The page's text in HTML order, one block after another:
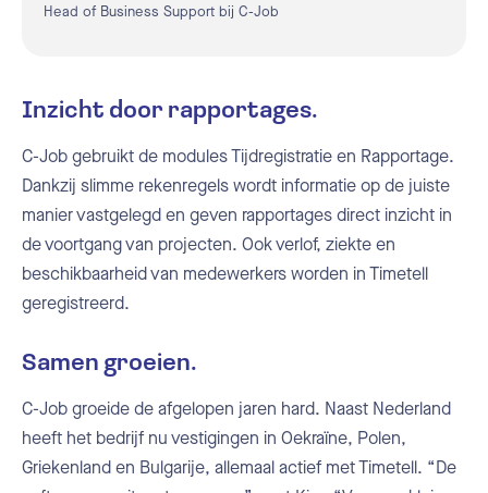
Head of Business Support bij C-Job
Inzicht door rapportages.
C-Job gebruikt de modules Tijdregistratie en Rapportage.
Dankzij slimme rekenregels wordt informatie op de juiste
manier vastgelegd en geven rapportages direct inzicht in
de voortgang van projecten. Ook verlof, ziekte en
beschikbaarheid van medewerkers worden in Timetell
geregistreerd.
Samen groeien.
C-Job groeide de afgelopen jaren hard. Naast Nederland
heeft het bedrijf nu vestigingen in Oekraïne, Polen,
Griekenland en Bulgarije, allemaal actief met Timetell. “De